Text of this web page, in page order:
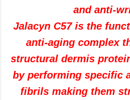
and anti-
Jalacyn C57 is the
anti-aging complex
structural dermis
by performing specific
fibrils making them